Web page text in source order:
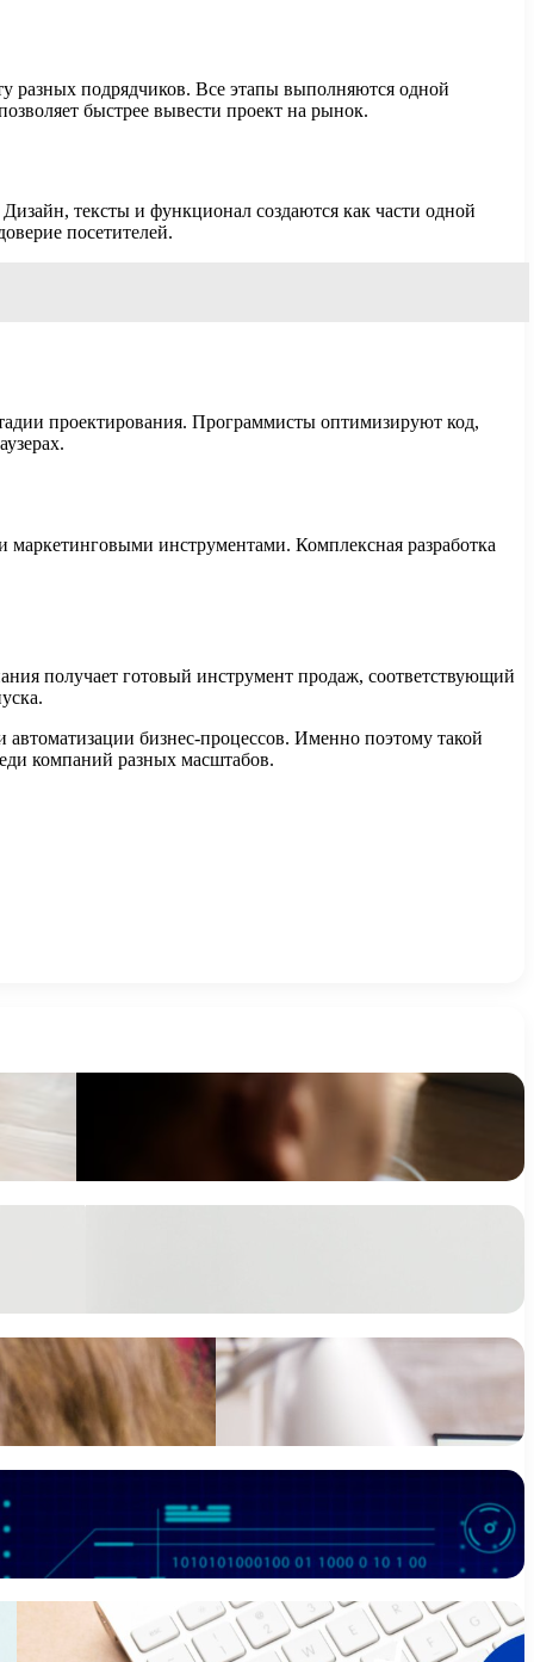
разных подрядчиков. Все этапы выполняются одной
быстрее вывести проект на рынок.
тексты и функционал создаются как части одной
посетителей.
проектирования. Программисты оптимизируют код,
инструментами. Комплексная разработка
получает готовый инструмент продаж, соответствующий
бизнес-процессов. Именно поэтому такой
компаний разных масштабов.